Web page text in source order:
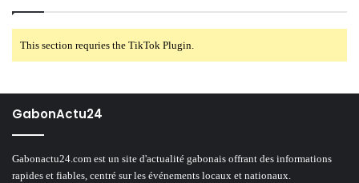
This section requries the TikTok Plugin.
GabonActu24
Gabonactu24.com est un site d'actualité gabonais offrant des informations
rapides et fiables, centré sur les événements locaux et nationaux.